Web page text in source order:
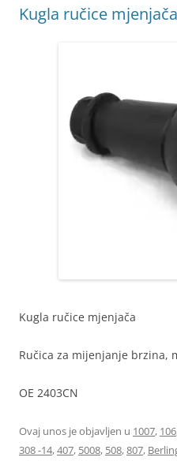
Kugla ručice
Kugla ručice mjenjača
Ručica za mijenjanje brzina,
OE 2403CN
Ovaj unos je objavljen u 1007, 106
308 -14,407, 5008, 508,807,